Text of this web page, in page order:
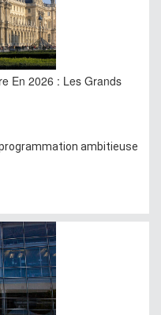
En 2026 : Les Grands
ambitieuse